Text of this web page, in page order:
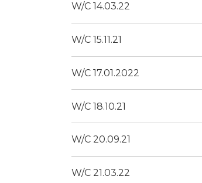
W/C 14.03.22
W/C 15.11.21
W/C 17.01.2022
W/C 18.10.21
W/C 20.09.21
W/C 21.03.22